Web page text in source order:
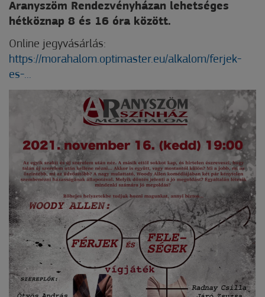
Aranyszöm Rendezvényházan lehetséges
hétköznap 8 és 16 óra között.
Online jegyvásárlás:
https://morahalom.optimaster.eu/alkalom/ferjek-
es-...